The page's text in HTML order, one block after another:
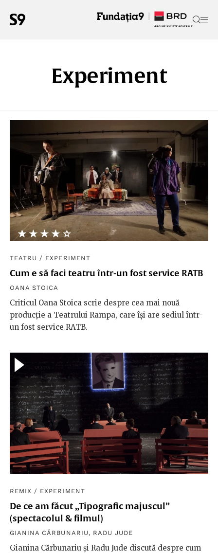
Experiment
★★★★★
☆☆☆☆☆
TEATRU / EXPERIMENT
Cum e să faci teatru într-un fost service RATB
OANA STOICA
Criticul Oana Stoica scrie despre cea mai nouă
producție a Teatrului Rampa, care își are sediul într-
un fost service RATB.
REMIX / EXPERIMENT
De ce am făcut „Tipografic majuscul”
(spectacolul & filmul)
GIANINA CĂRBUNARIU , RADU JUDE
Gianina Cărbunariu și Radu Jude discută despre cum